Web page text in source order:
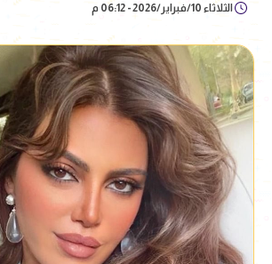
الثلاثاء 10/فبراير/2026 - 06:12 م